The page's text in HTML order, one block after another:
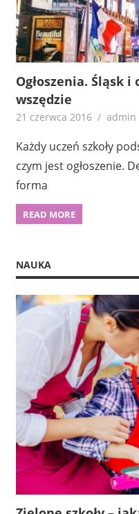
Ogłoszenia. Śląsk i
wszędzie
21 czerwca 2016 admin
Każdy uczeń szkoły
czym jest ogłoszenie.
forma
READ MORE
NAUKA